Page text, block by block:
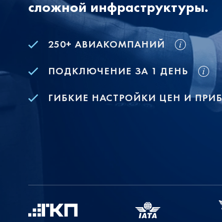
сложной инфраструктуры.
250+ АВИАКОМПАНИЙ
ПОДКЛЮЧЕНИЕ ЗА 1 ДЕНЬ
ГИБКИЕ НАСТРОЙКИ ЦЕН И